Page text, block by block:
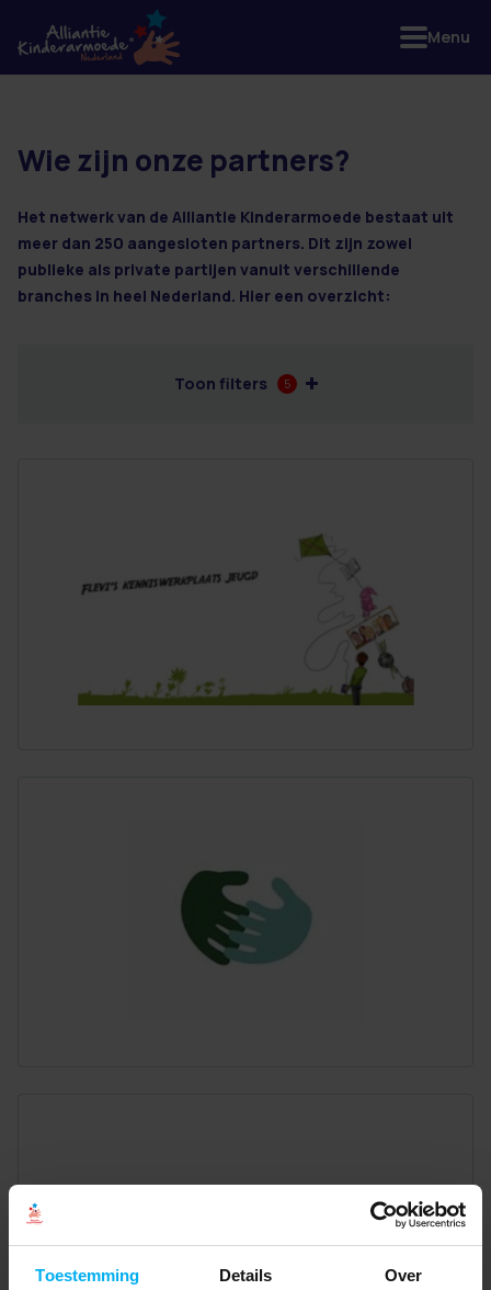
Toestemming Details Over
6 resultaten
Wie zijn onze partners?
Het netwerk van de Alliantie Kinderarmoede bestaat uit
meer dan 250 aangesloten partners. Dit zijn zowel
publieke als private partijen vanuit verschillende
branches in heel Nederland. Hier een overzicht:
Toon filters 5
Menu